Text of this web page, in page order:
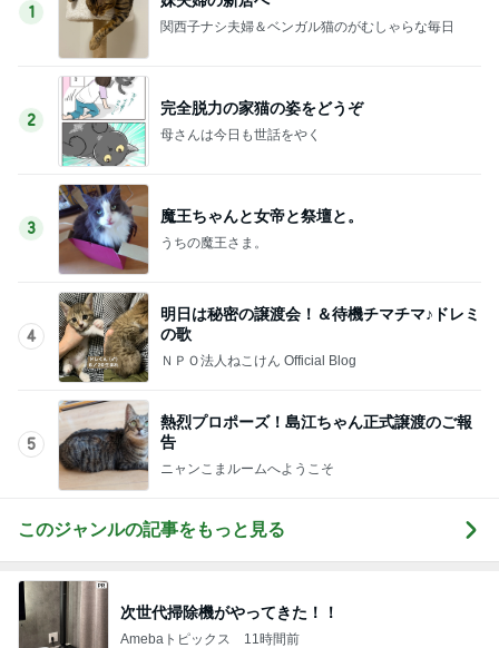
1
関西子ナシ夫婦＆ベンガル猫のがむしゃらな毎日
2
完全脱力の家猫の姿をどうぞ
母さんは今日も世話をやく
3
魔王ちゃんと女帝と祭壇と。
うちの魔王さま。
4
明日は秘密の譲渡会！＆待機チマチマ♪ドレミ
の歌
ＮＰＯ法人ねこけん Official Blog
5
熱烈プロポーズ！島江ちゃん正式譲渡のご報
告
ニャンこまルームへようこそ
このジャンルの記事をもっと見る
次世代掃除機がやってきた！！
Amebaトピックス 11時間前